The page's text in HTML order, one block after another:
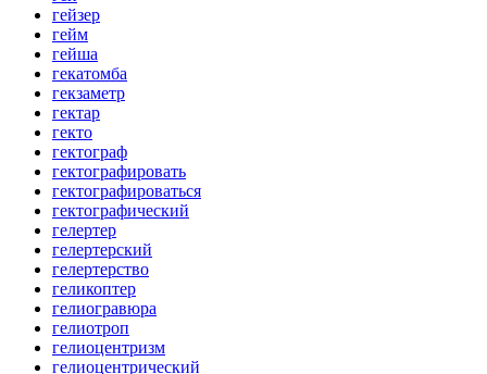
гейзер
гейм
гейша
гекатомба
гекзаметр
гектар
гекто
гектограф
гектографировать
гектографироваться
гектографический
гелертер
гелертерский
гелертерство
геликоптер
гелиогравюра
гелиотроп
гелиоцентризм
гелиоцентрический